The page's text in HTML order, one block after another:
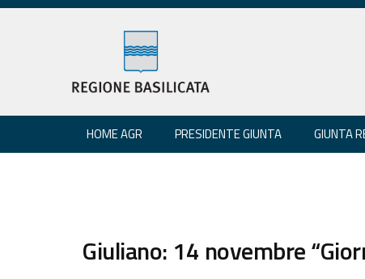
HOME AGR PRESIDENTE GIUNTA GIUNTA
Giuliano: 14 novembre